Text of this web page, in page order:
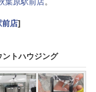
葉原駅前店。
前店]
トハウジング